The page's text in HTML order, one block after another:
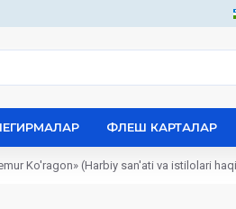
ФЛЕШ КАРТАЛАР
Ko'ragon» (Harbiy san'ati va istilolari